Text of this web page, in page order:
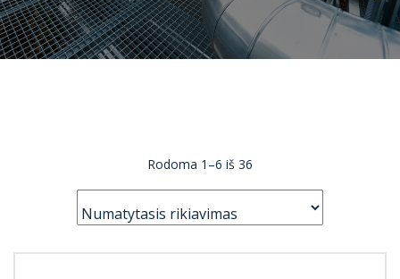
Rodoma 1–6 iš 36